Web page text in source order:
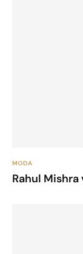
MODA
Rahul